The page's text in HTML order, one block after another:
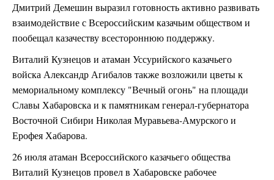
Дмитрий Демешин выразил готовность активно развивать
взаимодействие с Всероссийским казачьим обществом и
пообещал казачеству всестороннюю поддержку.
Виталий Кузнецов и атаман Уссурийского казачьего
войска Александр Агибалов также возложили цветы к
мемориальному комплексу "Вечный огонь" на площади
Славы Хабаровска и к памятникам генерал-губернатора
Восточной Сибири Николая Муравьева-Амурского и
Ерофея Хабарова.
26 июля атаман Всероссийского казачьего общества
Виталий Кузнецов провел в Хабаровске рабочее